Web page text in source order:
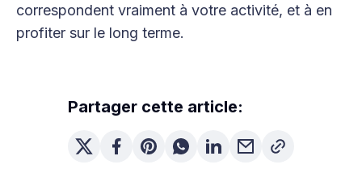
correspondent vraiment à votre activité, et à en
profiter sur le long terme.
Partager cette article: